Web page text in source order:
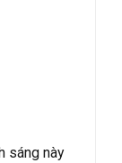
sáng này